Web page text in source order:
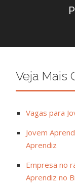
Veja Mais
Vagas para
Jovem
Aprendiz
Empresa no
Aprendiz no